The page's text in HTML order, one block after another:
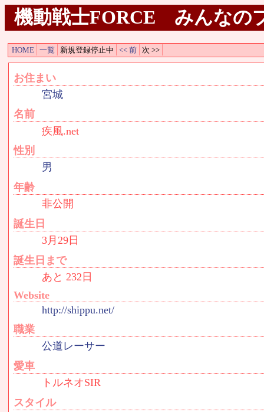
機動戦士FORCE みんなの
HOME 一覧 新規登録停止中 << 前 次 >>
お住まい
宮城
名前
疾風.net
性別
男
年齢
非公開
誕生日
3月29日
誕生日まで
あと 232日
Website
http://shippu.net/
職業
公道レーサー
愛車
トルネオSIR
スタイル